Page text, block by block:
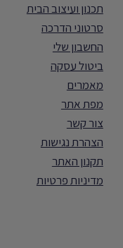
תכנון ועיצוב הבית
סרטוני הדרכה
החשבון שלי
ביטול עסקה
מאמרים
מפת אתר
צור קשר
הצהרת נגישות
תקנון האתר
מדיניות פרטיות